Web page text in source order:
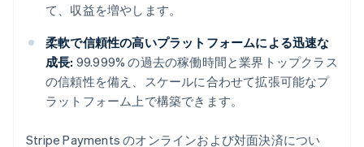
て、収益を増やします。
柔軟で信頼性の高いプラットフォームによる迅速な
成長: 99.999% の過去の稼働時間と業界トップクラス
の信頼性を備え、スケールに合わせて拡張可能なプ
ラットフォーム上で構築できます。
Stripe Payments のオンラインおよび対面決済につい